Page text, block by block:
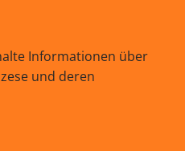
Informationen über
und deren